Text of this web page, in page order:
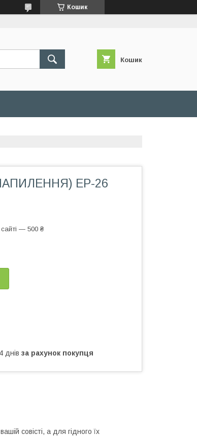
Кошик
Кошик
ЕР-26
— 500 ₴
днів за рахунок покупця
совісті, а для гідного їх